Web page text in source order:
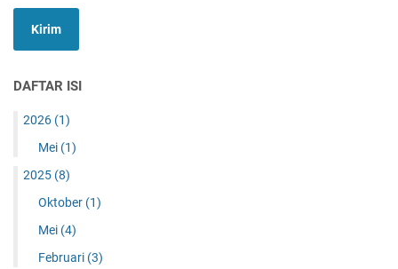
DAFTAR ISI
2026 (1)
Mei (1)
2025 (8)
Oktober (1)
Mei (4)
Februari (3)